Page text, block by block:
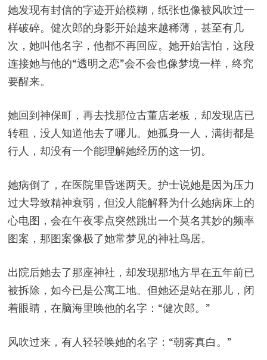
她发现有封信的字迹开始模糊，纸张也像被风吹过一
样破碎。健次郎的身影开始越来越稀薄，甚至有几
次，她叫他名字，他都不再回应。她开始害怕，这段
连接她与他的“透明之恋”会不会也像梦境一样，终究
要醒来。
她回到神保町，再去找那位古董店老板，却发现店已
转租，没人知道他去了哪儿。她孤身一人，满街都是
行人，却没有一个能理解她经历的这一切。
她病倒了，在医院里昏迷两天。护士说她是因为压力
过大导致精神衰弱，但没人能解释为什么她病床上的
心电图，会在午夜零点突然跳出一个莫名其妙的频率
图案，那图案像极了她常梦见的神社鸟居。
出院后她去了那座神社，却发现那地方早在五年前已
被拆除，如今已是公寓工地。但她还是站在那儿，闭
着眼睛，在脑海里唤他的名字：“健次郎。”
风吹过来，有人轻轻唤她的名字：“朝雾真白。”